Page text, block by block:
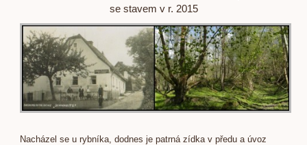
se stavem v r. 2015
Nacházel se u rybníka, dodnes je patrná zídka v předu a úvoz